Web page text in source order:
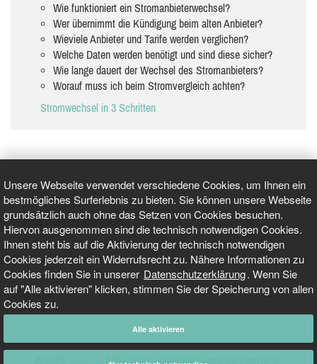
Unsere Webseite verwendet verschiedene Cookies, um Ihnen ein
bestmögliches Surferlebnis zu bieten. Sie können unsere Webseite
grundsätzlich auch ohne das Setzen von Cookies besuchen.
Hiervon ausgenommen sind die technisch notwendigen Cookies.
Ihnen steht bis auf die Aktivierung der technisch notwendigen
Cookies jederzeit ein Widerrufsrecht zu. Nähere Informationen zu
Cookies finden Sie in unserer Datenschutzerklärung. Wenn Sie
auf "Alle aktivieren" klicken, stimmen Sie der Speicherung von allen
Cookies zu.
Alle aktivieren
Wie funktioniert ein Stromanbieterwechsel?
Wer übernimmt die Kündigung beim alten Anbieter?
Wieviele Anbieter und Tarife werden verglichen?
Welche Daten werden benötigt und sind diese sicher?
Wie lange dauert der Wechsel des Stromanbieters?
Worauf muss ich beim Stromvergleich achten?
Stromwechsel in 3 Schritten
GEPRÜFT UND ZERTIFIZIERT
AKTUELLE NACHRICHTEN
TARIFO.DE
Alle Inhalte unterliegen unserem Copyright.